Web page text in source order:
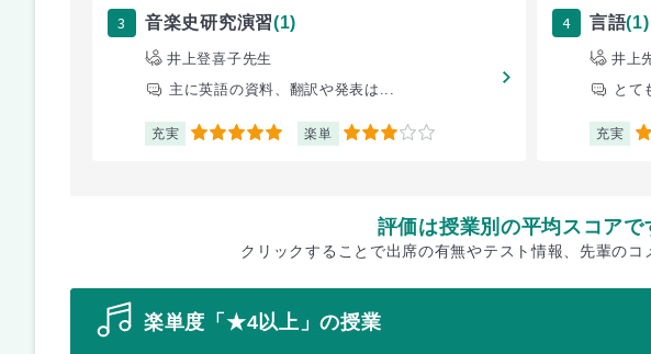
3 音楽史研究演習(1)
井上登喜子先生
主に英語の資料、翻訳や発表は...
充実 5 楽単 3
4 言語(1)
井上
とて
充実 4
評価は授業別の平均スコアで
クリックすることで出席の有無やテスト情報、先輩のコ
楽単度「★4以上」の授業